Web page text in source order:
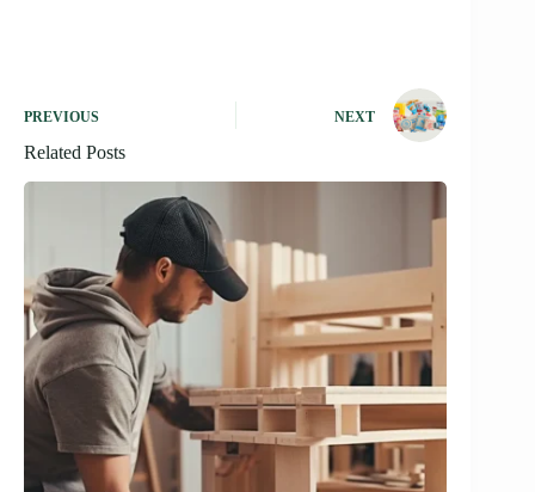
PREVIOUS NEXT
Related Posts